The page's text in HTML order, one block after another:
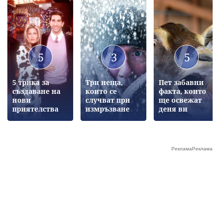
5
5 трика за
създаване на
нови
приятелства
3
Три неща,
които се
случват при
измръзване
5
Пет забавни
факта, които
ще освежат
деня ви